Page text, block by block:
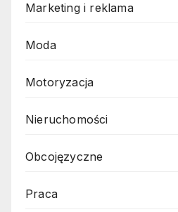
Marketing i reklama
Moda
Motoryzacja
Nieruchomości
Obcojęzyczne
Praca